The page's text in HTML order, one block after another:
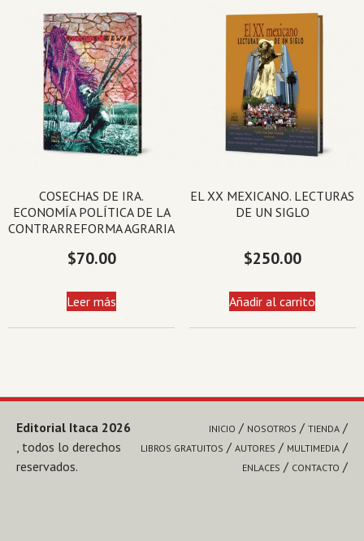
COSECHAS DE IRA.
ECONOMÍA POLÍTICA DE LA
CONTRARREFORMA AGRARIA
$70.00
Leer más
EL XX MEXICANO. LECTURAS
DE UN SIGLO
$250.00
Añadir al carrito
Editorial Itaca 2026
, todos lo derechos
reservados.
INICIO NOSOTROS
TIENDA
LIBROS GRATUITOS
AUTORES
MULTIMEDIA
ENLACES
CONTACTO